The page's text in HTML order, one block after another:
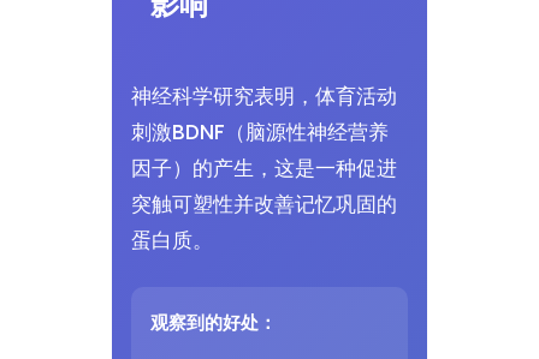
神经科学研究表明，体育活动
刺激BDNF（脑源性神经营养
因子）的产生，这是一种促进
突触可塑性并改善记忆巩固的
蛋白质。
观察到的好处：